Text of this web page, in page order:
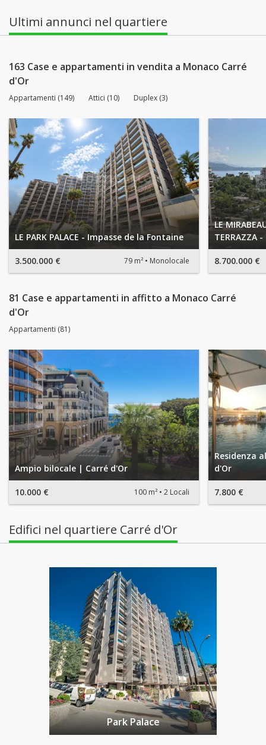
Ultimi annunci nel quartiere
163 Case e appartamenti in vendita a Monaco Carré
d'Or
Appartamenti (149) Attici (10) Duplex (3)
LE PARK PALACE - Impasse de la Fontaine
3.500.000 € 79 m² Monolocale
LE
TERRAZZA
8.700.000 €
81 Case e appartamenti in affitto a Monaco Carré
d'Or
Appartamenti (81)
Ampio bilocale | Carré d'Or
10.000 € 100 m² 2 Locali
Residenza
d'Or
7.800 €
Edifici nel quartiere Carré d'Or
Park Palace